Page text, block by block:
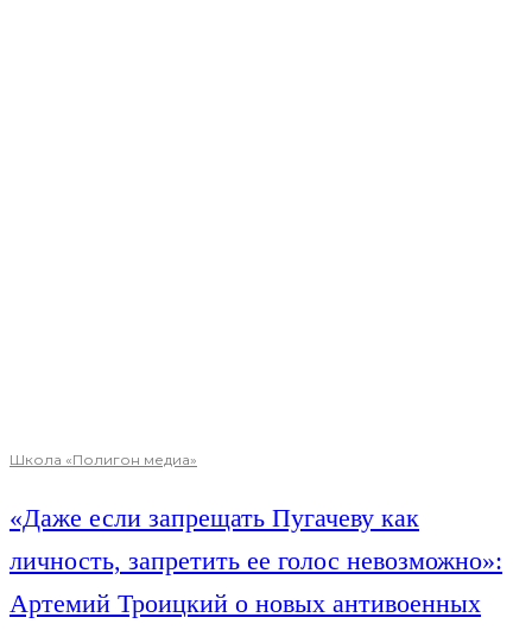
Школа «Полигон медиа»
«Даже если запрещать Пугачеву как
личность, запретить ее голос невозможно»:
Артемий Троицкий о новых антивоенных